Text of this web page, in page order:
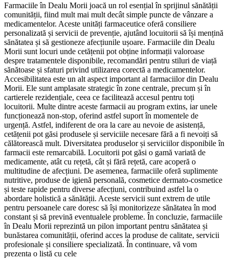
Farmaciile în Dealu Morii joacă un rol esențial în sprijinul sănătății
comunității, fiind mult mai mult decât simple puncte de vânzare a
medicamentelor. Aceste unități farmaceutice oferă consiliere
personalizată și servicii de prevenție, ajutând locuitorii să își mențină
sănătatea și să gestioneze afecțiunile ușoare. Farmaciile din Dealu
Morii sunt locuri unde cetățenii pot obține informații valoroase
despre tratamentele disponibile, recomandări pentru stiluri de viață
sănătoase și sfaturi privind utilizarea corectă a medicamentelor.
Accesibilitatea este un alt aspect important al farmaciilor din Dealu
Morii. Ele sunt amplasate strategic în zone centrale, precum și în
cartierele rezidențiale, ceea ce facilitează accesul pentru toți
locuitorii. Multe dintre aceste farmacii au program extins, iar unele
funcționează non-stop, oferind astfel suport în momentele de
urgență. Astfel, indiferent de ora la care au nevoie de asistență,
cetățenii pot găsi produsele și serviciile necesare fără a fi nevoiți să
călătorească mult. Diversitatea produselor și serviciilor disponibile în
farmacii este remarcabilă. Locuitorii pot găsi o gamă variată de
medicamente, atât cu rețetă, cât și fără rețetă, care acoperă o
multitudine de afecțiuni. De asemenea, farmaciile oferă suplimente
nutritive, produse de igienă personală, cosmetice dermato-cosmetice
și teste rapide pentru diverse afecțiuni, contribuind astfel la o
abordare holistică a sănătății. Aceste servicii sunt extrem de utile
pentru persoanele care doresc să își monitorizeze sănătatea în mod
constant și să prevină eventualele probleme. În concluzie, farmaciile
în Dealu Morii reprezintă un pilon important pentru sănătatea și
bunăstarea comunității, oferind acces la produse de calitate, servicii
profesionale și consiliere specializată. În continuare, vă vom
prezenta o listă cu cele